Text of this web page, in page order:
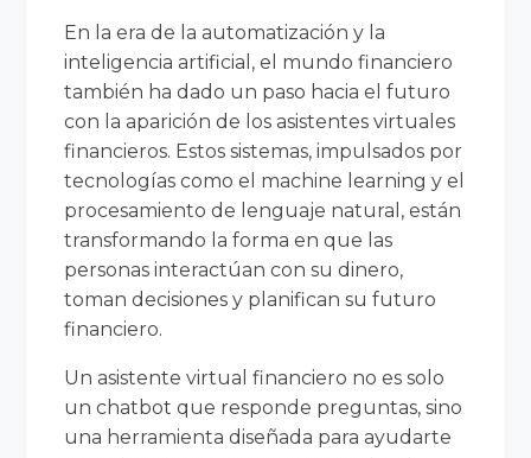
En la era de la automatización y la
inteligencia artificial, el mundo financiero
también ha dado un paso hacia el futuro
con la aparición de los asistentes virtuales
financieros. Estos sistemas, impulsados por
tecnologías como el machine learning y el
procesamiento de lenguaje natural, están
transformando la forma en que las
personas interactúan con su dinero,
toman decisiones y planifican su futuro
financiero.
Un asistente virtual financiero no es solo
un chatbot que responde preguntas, sino
una herramienta diseñada para ayudarte